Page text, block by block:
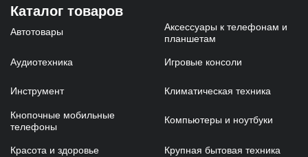
Каталог товаров
Автотовары
Аксессуары к телефонам и
планшетам
Аудиотехника Игровые консоли
Инструмент Климатическая техника
Кнопочные мобильные
телефоны
Компьютеры и ноутбуки
Красота и здоровье Крупная бытовая техника